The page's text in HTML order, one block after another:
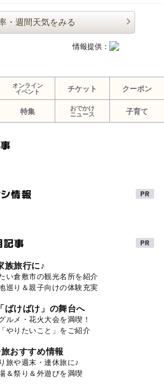
・週間天気をみる
情報提供：
オンライン
イベント
チケット クーポン
特集
おでかけ
ニュース
子育て
情報
記事
族旅行に♪
い倉敷市の観光名所を紹介
巡り＆親子向けの体験充実
ばけばけ」の舞台へ
ルメ・花火大会を満喫！
やりたいこと」をご紹介
おすすめ情報
旅や週末・連休旅に♪
＆祭り＆外遊びを満喫